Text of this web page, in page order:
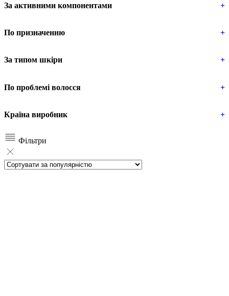
За активними компонентами +
По призначенню +
За типом шкіри +
По проблемі волосся +
Країна виробник +
Фільтри